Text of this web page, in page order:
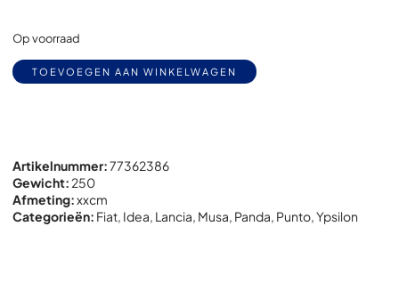
Op voorraad
TOEVOEGEN AAN WINKELWAGEN
Artikelnummer:77362386
Gewicht: 250
Afmeting:xxcm
Categorieën: Fiat, Idea, Lancia, Musa, Panda, Punto,Ypsilon